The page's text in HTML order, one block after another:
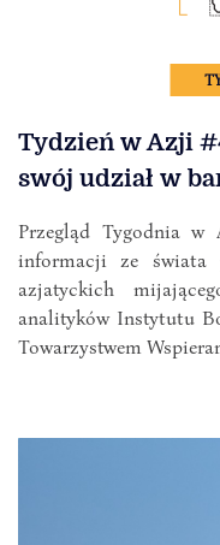
Tydzień w Azji
swój udział w
Przegląd Tygodnia
informacji ze świata
azjatyckich
analityków Instytutu
Towarzystwem